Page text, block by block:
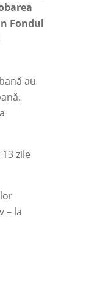
Fondul
au
zile
– la